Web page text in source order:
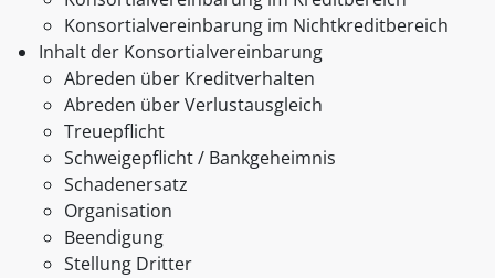
Konsortialvereinbarung im Nichtkreditbereich
Inhalt der Konsortialvereinbarung
Abreden über Kreditverhalten
Abreden über Verlustausgleich
Treuepflicht
Schweigepflicht / Bankgeheimnis
Schadenersatz
Organisation
Beendigung
Stellung Dritter